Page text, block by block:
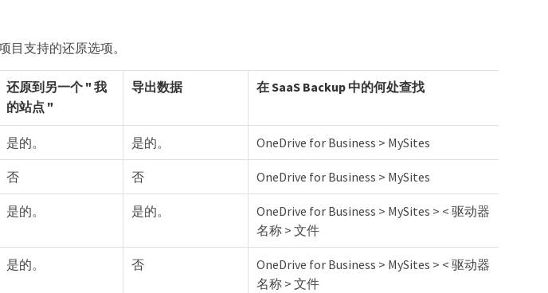
目支持的还原选项。
还原到另一个 " 我
的站点 "
导出数据 在 SaaS Backup 中的何处查找
是的。 是的。 OneDrive for Business > MySites
否 否 OneDrive for Business > MySites
是的。 是的。
OneDrive for Business > MySites > < 驱动器
名称 > 文件
是的。 否
OneDrive for Business > MySites > < 驱动器
名称 > 文件